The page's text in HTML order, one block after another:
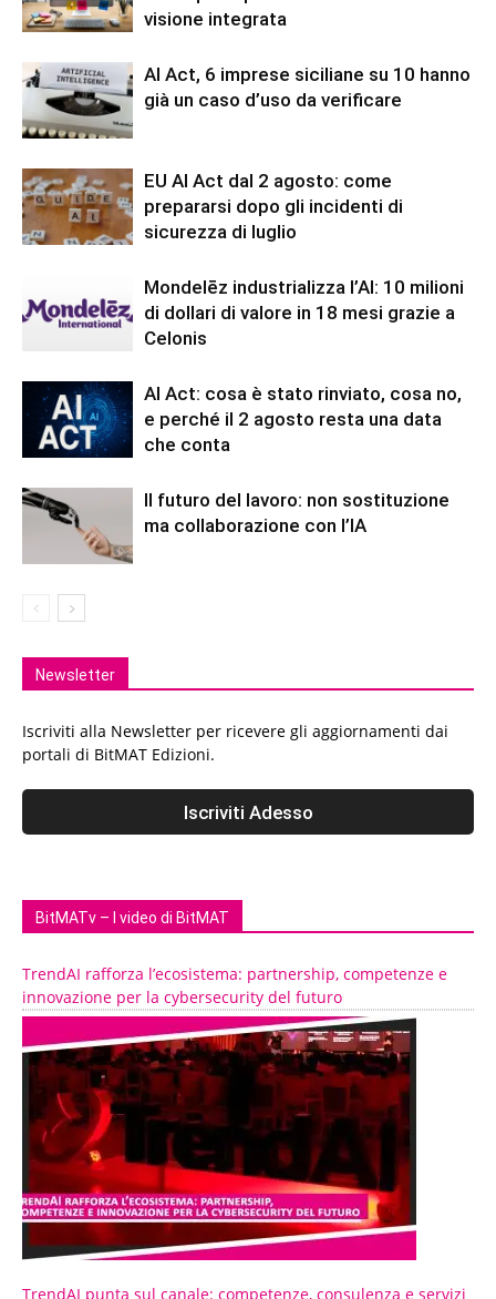
visione integrata
AI Act, 6 imprese siciliane su 10 hanno
già un caso d’uso da verificare
EU AI Act dal 2 agosto: come
prepararsi dopo gli incidenti di
sicurezza di luglio
Mondelēz industrializza l’AI: 10 milioni
di dollari di valore in 18 mesi grazie a
Celonis
AI Act: cosa è stato rinviato, cosa no,
e perché il 2 agosto resta una data
che conta
Il futuro del lavoro: non sostituzione
ma collaborazione con l’IA
Newsletter
Iscriviti alla Newsletter per ricevere gli aggiornamenti dai
portali di BitMAT Edizioni.
BitMATv – I video di BitMAT
TrendAI rafforza l’ecosistema: partnership, competenze e
innovazione per la cybersecurity del futuro
TrendAI punta sul canale: competenze, consulenza e servizi